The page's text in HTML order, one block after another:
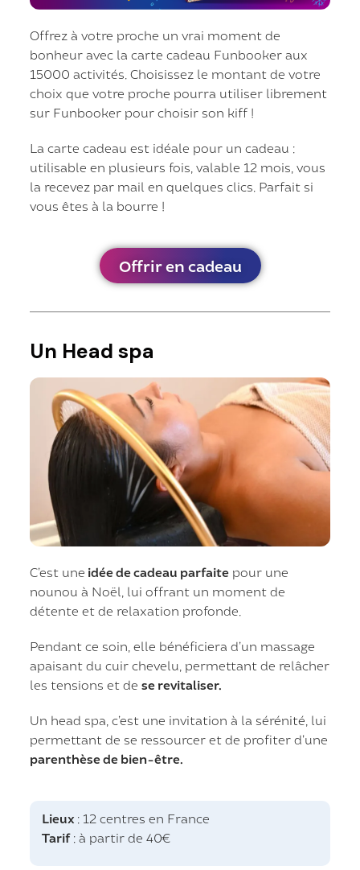
Offrez à votre proche un vrai moment de
bonheur avec la carte cadeau Funbooker aux
15000 activités. Choisissez le montant de votre
choix que votre proche pourra utiliser librement
sur Funbooker pour choisir son kiff !
La carte cadeau est idéale pour un cadeau :
utilisable en plusieurs fois, valable 12 mois, vous
la recevez par mail en quelques clics. Parfait si
vous êtes à la bourre !
Offrir en cadeau
Un Head spa
C’est une idée de cadeau parfaite pour une
nounou à Noël, lui offrant un moment de
détente et de relaxation profonde.
Pendant ce soin, elle bénéficiera d’un massage
apaisant du cuir chevelu, permettant de relâcher
les tensions et dese revitaliser.
Un head spa, c’est une invitation à la sérénité, lui
permettant de se ressourcer et de profiter d’une
parenthèse de bien-être.
Lieux : 12 centres en France
Tarif: à partir de 40€